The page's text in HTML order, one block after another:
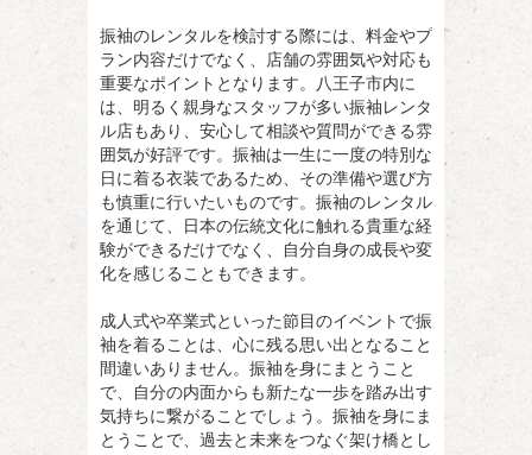
振袖のレンタルを検討する際には、料金やプ
ラン内容だけでなく、店舗の雰囲気や対応も
重要なポイントとなります。八王子市内に
は、明るく親身なスタッフが多い振袖レンタ
ル店もあり、安心して相談や質問ができる雰
囲気が好評です。振袖は一生に一度の特別な
日に着る衣装であるため、その準備や選び方
も慎重に行いたいものです。振袖のレンタル
を通じて、日本の伝統文化に触れる貴重な経
験ができるだけでなく、自分自身の成長や変
化を感じることもできます。
成人式や卒業式といった節目のイベントで振
袖を着ることは、心に残る思い出となること
間違いありません。振袖を身にまとうこと
で、自分の内面からも新たな一歩を踏み出す
気持ちに繋がることでしょう。振袖を身にま
とうことで、過去と未来をつなぐ架け橋とし